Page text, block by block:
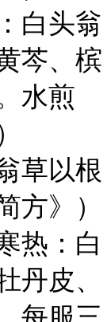
白头翁
芩、槟
水煎
以根
方》）
：白
丹皮、